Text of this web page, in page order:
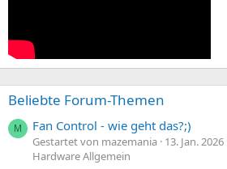
Beliebte Forum-Themen
M Fan Control - wie geht das?;)
Gestartet von mazemania 13. Jan. 2026
Hardware Allgemein